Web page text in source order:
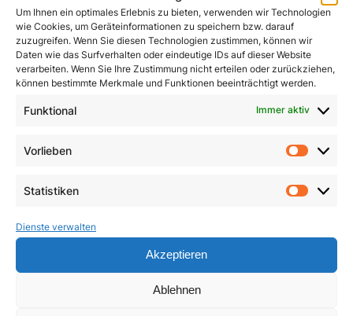
Um Ihnen ein optimales Erlebnis zu bieten, verwenden wir Technologien
wie Cookies, um Geräteinformationen zu speichern bzw. darauf
zuzugreifen. Wenn Sie diesen Technologien zustimmen, können wir
Daten wie das Surfverhalten oder eindeutige IDs auf dieser Website
verarbeiten. Wenn Sie Ihre Zustimmung nicht erteilen oder zurückziehen,
können bestimmte Merkmale und Funktionen beeinträchtigt werden.
Funktional Immer aktiv
Vorlieben
Statistiken
Dienste verwalten
Akzeptieren
Ablehnen
Ablass-Gebetsbildchen
(Motiv C: Dießen)
5,00€
Ablass-Gebetsbildchen
(Motiv D: Maria
Vesperbild)